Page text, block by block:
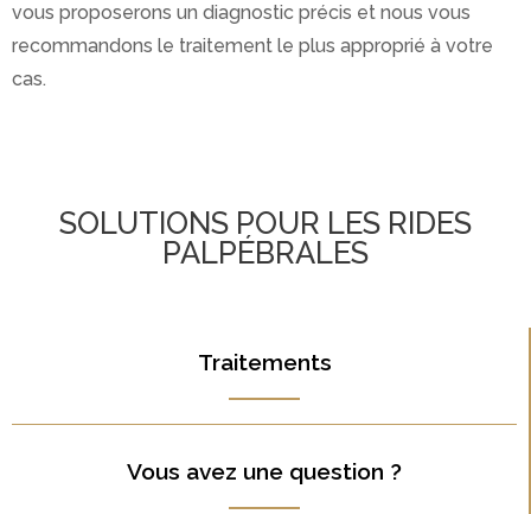
vous proposerons un diagnostic précis et nous vous
recommandons le traitement le plus approprié à votre
cas.
SOLUTIONS POUR LES RIDES
PALPÉBRALES
Traitements
Vous avez une question ?